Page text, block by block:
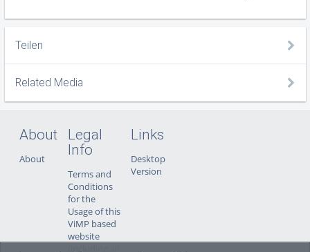
Teilen
Related Media
About
About
Legal
Info
Terms and
Conditions
for the
Usage of this
ViMP based
website
Links
Desktop
Version